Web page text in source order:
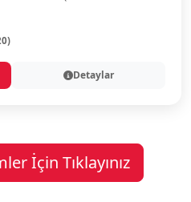
Detaylar
İçin Tıklayınız